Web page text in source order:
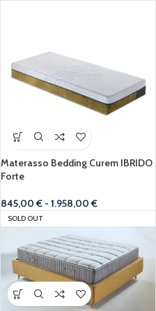
Materasso Bedding Curem IBRIDO
Forte
845,00€ - 1.958,00€
SOLD OUT